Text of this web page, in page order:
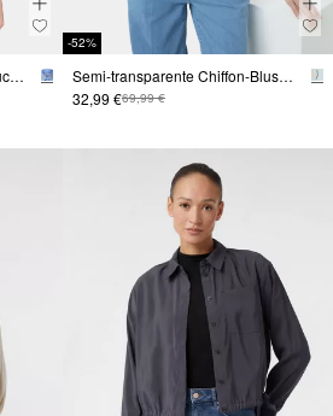
Bluse aus Popeline mit Schmucksteinen
-52%
Semi-transparente Chiffon-Bluse mit Schleifen-Detail
32,99 €69,99 €